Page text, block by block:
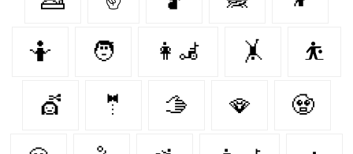
🤷‍ 🧑‍ 👩‍🦼 🤸‍ ⛹️
💇 🤵 🫱 🪭 🧟‍